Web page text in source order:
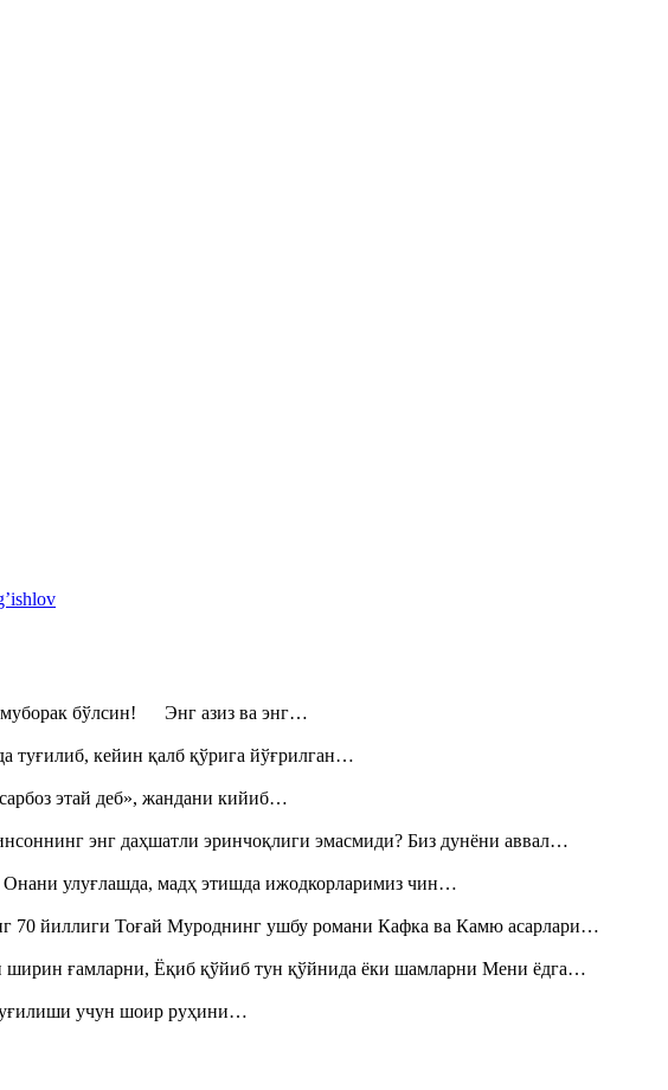
муборак бўлсин! Энг азиз ва энг…
туғилиб, кейин қалб қўрига йўғрилган…
этай деб», жандани кийиб…
энг даҳшатли эринчоқлиги эмасмиди? Биз дунёни аввал…
Онани улуғлашда, мадҳ этишда ижодкорларимиз чин…
70 йиллиги Тоғай Муроднинг ушбу романи Кафка ва Камю асарлари…
ширин ғамларни, Ёқиб қўйиб тун қўйнида ёки шамларни Мени ёдга…
учун шоир руҳини…